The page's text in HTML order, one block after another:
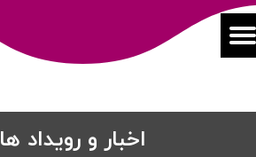
اخبار و رویداد ها